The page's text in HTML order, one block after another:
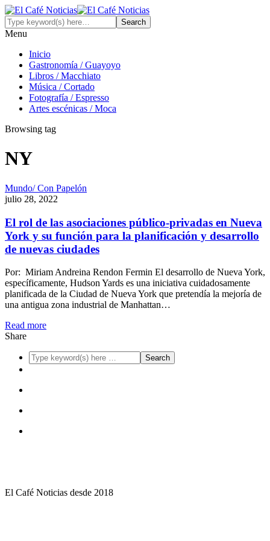
Menu
Inicio
Gastronomía / Guayoyo
Libros / Macchiato
Música / Cortado
Fotografía / Espresso
Artes escénicas / Moca
Browsing tag
NY
Mundo/ Con Papelón
julio 28, 2022
El rol de las asociaciones público-privadas en Nueva
York y su función para la planificación y desarrollo
de nuevas ciudades
Por: Miriam Andreina Rendon Fermin El desarrollo de Nueva York,
específicamente, Hudson Yards es una iniciativa cuidadosamente
planificada de la Ciudad de Nueva York que pretendía la mejoría de
una antigua zona industrial de Manhattan…
Read more
Share
El Café Noticias desde 2018